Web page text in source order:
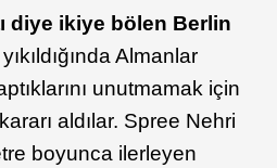
diye ikiye bölen Berlin
Almanlar
unutmamak için
aldılar. Spree Nehri
boyunca ilerleyen